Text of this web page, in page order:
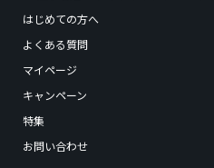
はじめての方へ
よくある質問
マイページ
キャンペーン
特集
お問い合わせ